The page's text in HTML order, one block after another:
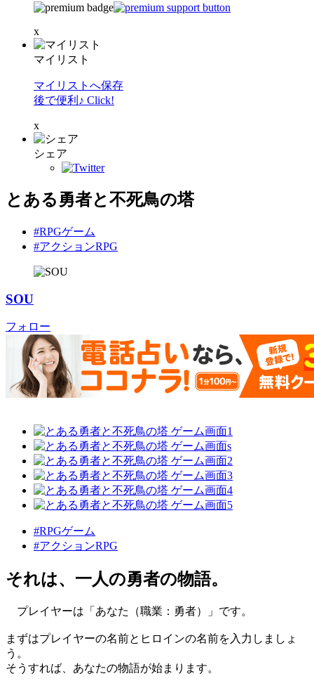
x
マイリスト
マイリストへ保存
後で便利♪ Click!
x
シェア
とある勇者と不死鳥の塔
#RPGゲーム
#アクションRPG
SOU
フォロー
#RPGゲーム
#アクションRPG
それは、一人の勇者の物語。
プレイヤーは「あなた（職業：勇者）」です。
まずはプレイヤーの名前とヒロインの名前を入力しましょ
う。
そうすれば、あなたの物語が始まります。